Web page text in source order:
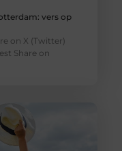
vers op
on X (Twitter)
Share on